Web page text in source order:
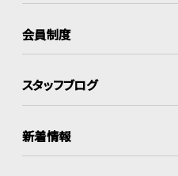
会員制度
スタッフブログ
新着情報